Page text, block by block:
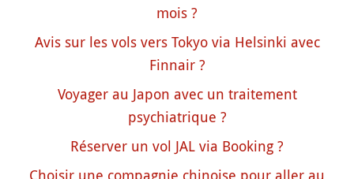
mois ?
Avis sur les vols vers Tokyo via Helsinki avec
Finnair ?
Voyager au Japon avec un traitement
psychiatrique ?
Réserver un vol JAL via Booking ?
Choisir une compagnie chinoise pour aller au